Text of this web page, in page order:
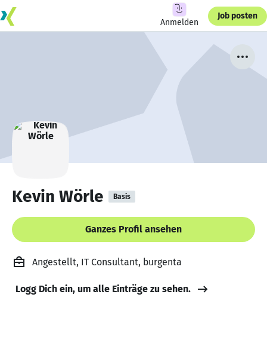
Anmelden
Job posten
Kevin Wörle Basis
Ganzes Profil ansehen
Angestellt, IT Consultant, burgenta
Logg Dich ein, um alle Einträge zu sehen.